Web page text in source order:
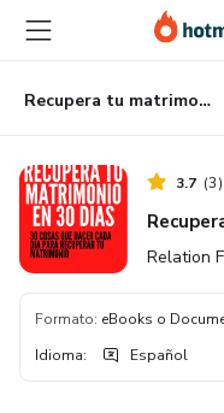
principal
página
de
página
Recupera tu matrimonio en 30 días
3.7 (3)
Relation
Formato: eBooks o
Idioma: Español